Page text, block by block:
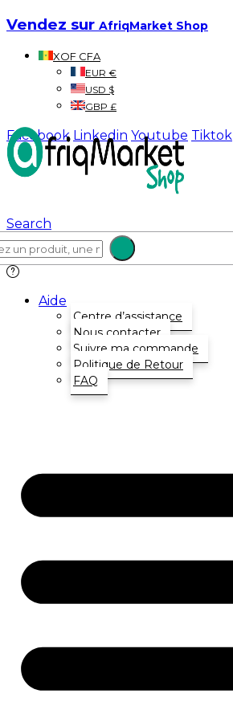
Vendez sur AfriqMarket Shop
XOF CFA
EUR €
USD $
GBP £
Facebook Linkedin Youtube Tiktok
Search
Aide
Centre d’assistance
Nous contacter
Suivre ma commande
Politique de Retour
FAQ